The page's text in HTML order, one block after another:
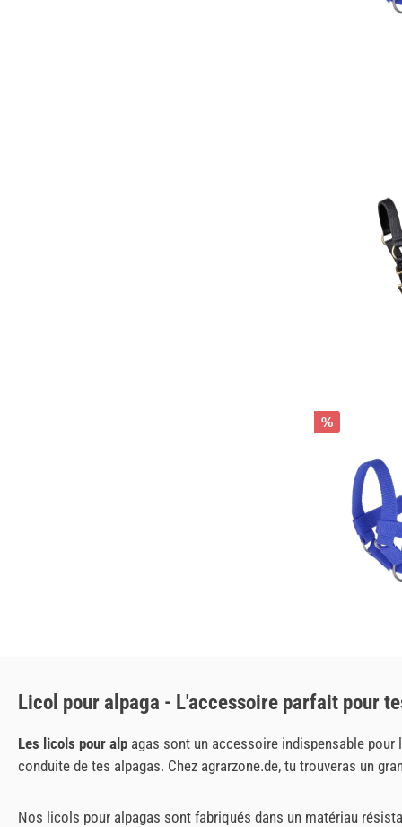
%
Licol pour alpaga - L'accessoire parfait pour
Les licols pour alp agas sont un accessoire indispensable
conduite de tes alpagas. Chez agrarzone.de, tu trouveras un
Nos licols pour alpagas sont fabriqués dans un matériau